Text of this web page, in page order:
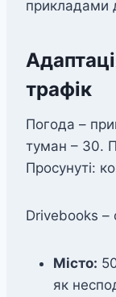
прикладами
трафік
Погода –
туман – 30.
Просунуті:
Drivebooks –
Місто:
як